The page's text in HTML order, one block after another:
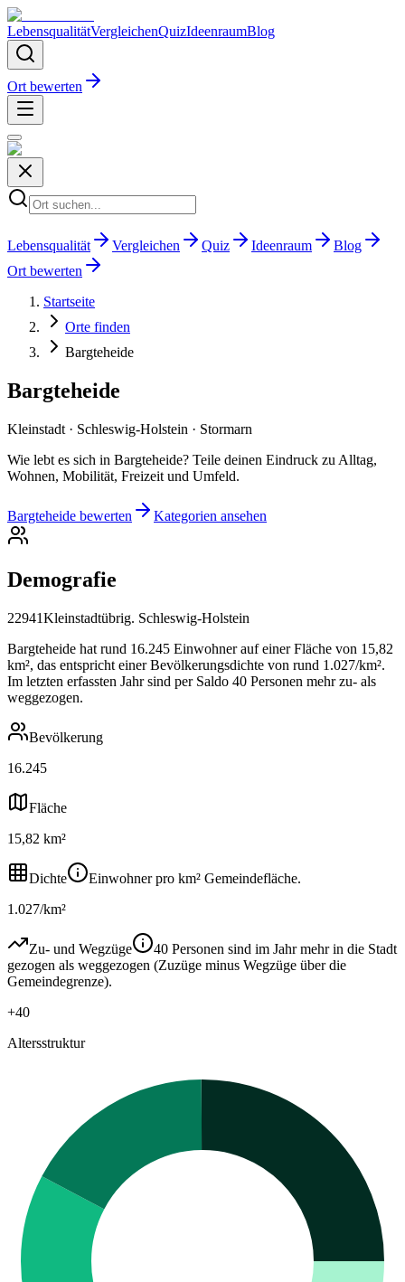
LebensqualitätVergleichenQuizIdeenraumBlog
Ort bewerten
Lebensqualität Vergleichen Quiz Ideenraum
Blog
Ort bewerten
Startseite
Orte finden
Bargteheide
Bargteheide
Kleinstadt · Schleswig-Holstein · Stormarn
Wie lebt es sich in Bargteheide? Teile deinen Eindruck zu Alltag,
Wohnen, Mobilität, Freizeit und Umfeld.
Bargteheide bewerten Kategorien ansehen
Demografie
22941Kleinstadtübrig. Schleswig-Holstein
Bargteheide hat rund 16.245 Einwohner auf einer Fläche von 15,82
km², das entspricht einer Bevölkerungsdichte von rund 1.027/km².
Im letzten erfassten Jahr sind per Saldo 40 Personen mehr zu- als
weggezogen.
Bevölkerung
16.245
Fläche
15,82 km²
Dichte
Einwohner pro km² Gemeindefläche.
1.027/km²
Zu- und Wegzüge
40 Personen sind im Jahr mehr in die Stadt
gezogen als weggezogen (Zuzüge minus Wegzüge über die
Gemeindegrenze).
+40
Altersstruktur